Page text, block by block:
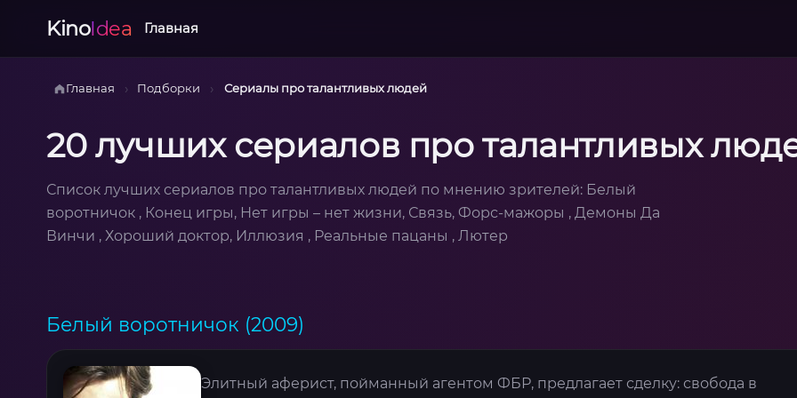
KinoIdea Главная
Главная › Подборки › Сериалы про талантливых людей
20 лучших сериалов про талантливых
Список лучших сериалов про талантливых людей по мнению зрителей: Белый
воротничок , Конец игры, Нет игры – нет жизни, Связь, Форс-мажоры , Демоны Да
Винчи , Хороший доктор, Иллюзия , Реальные пацаны , Лютер
Белый воротничок (2009)
Элитный аферист, пойманный агентом ФБР, предлагает сделку: свобода в